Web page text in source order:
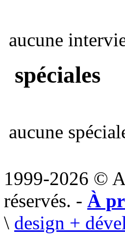
aucune
spéciales
aucune
1999-2026 ©
réservés. - À
\ design +